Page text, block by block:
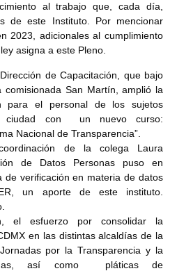
al trabajo que, cada día,
de este Instituto. Por mencionar
2023, adicionales al cumplimiento
asigna a este Pleno.
de Capacitación, que bajo
comisionada San Martín, amplió la
para el personal de los sujetos
ciudad con un nuevo curso:
Nacional de Transparencia”.
de la colega Laura
de Datos Personas puso en
de verificación en materia de datos
un aporte de este instituto.
el esfuerzo por consolidar la
en las distintas alcaldías de la
por la Transparencia y la
así como pláticas de